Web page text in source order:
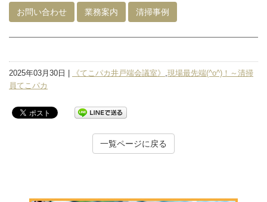
お問い合わせ 業務案内 清掃事例
2025年03月30日 | 《てこパカ井戸端会議室》
現場最先端(^o^)！～清掃
員てこパカ
一覧ページに戻る